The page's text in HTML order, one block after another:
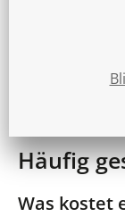
Häufig
Was kostet